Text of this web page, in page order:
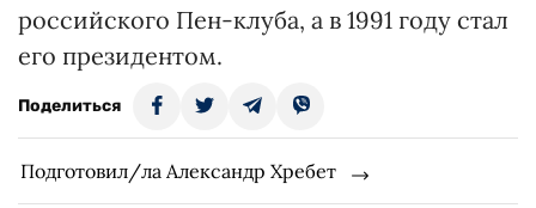
российского Пен-клуба, а в 1991 году стал
его президентом.
Поделиться
Подготовил/ла Александр Хребет